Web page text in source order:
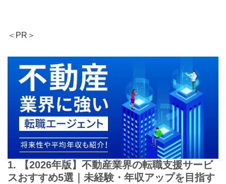
＜PR＞
1. 【2026年版】不動産業界の転職支援サービ
スおすすめ5選｜未経験・年収アップを目指す